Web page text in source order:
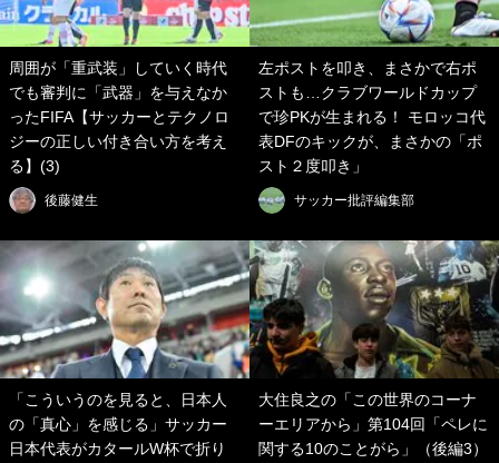
周囲が「重武装」していく時代
でも審判に「武器」を与えなか
ったFIFA【サッカーとテクノロ
ジーの正しい付き合い方を考え
る】(3)
後藤健生
左ポストを叩き、まさかで右ポ
ストも…クラブワールドカップ
で珍PKが生まれる！ モロッコ代
表DFのキックが、まさかの「ポ
スト２度叩き」
サッカー批評編集部
「こういうのを見ると、日本人
の「真心」を感じる」サッカー
日本代表がカタールW杯で折り
大住良之の「この世界のコーナ
ーエリアから」第104回「ペレに
関する10のことがら」（後編3）